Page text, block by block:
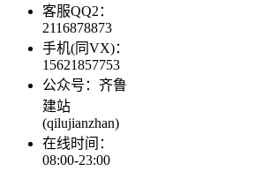
客服QQ2：
2116878873
手机(同VX)：
15621857753
公众号：齐鲁
建站
(qilujianzhan)
在线时间：
08:00-23:00